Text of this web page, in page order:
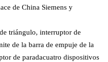
de China Siemens y
triángulo, interruptor de
de la barra de empuje de la
de paradacuatro dispositivos